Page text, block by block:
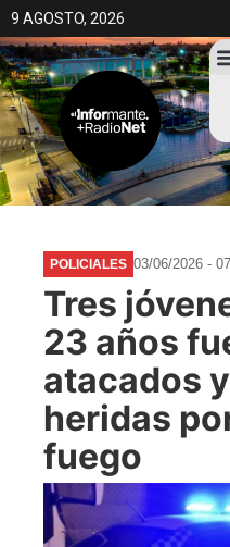
9 AGOSTO, 2026
POLICIALES 03/06/2026 -
Tres
23 años
atacados
heridas
fuego